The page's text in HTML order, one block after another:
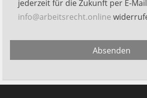
jederzeit für die Zukunft per E-
info@arbeitsrecht.online
Absenden